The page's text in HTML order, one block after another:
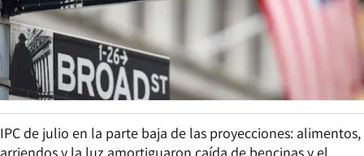
IPC de julio en la parte baja de las proyecciones: alimentos,